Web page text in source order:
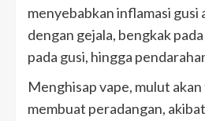
menyebabkan inflamasi gusi
dengan gejala, bengkak
pada gusi, hingga
Menghisap vape, mulut akan
membuat peradangan,